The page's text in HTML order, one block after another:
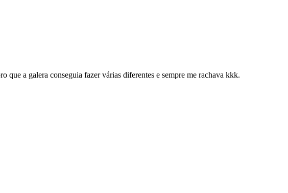
a galera conseguia fazer várias diferentes e sempre me rachava kkk.